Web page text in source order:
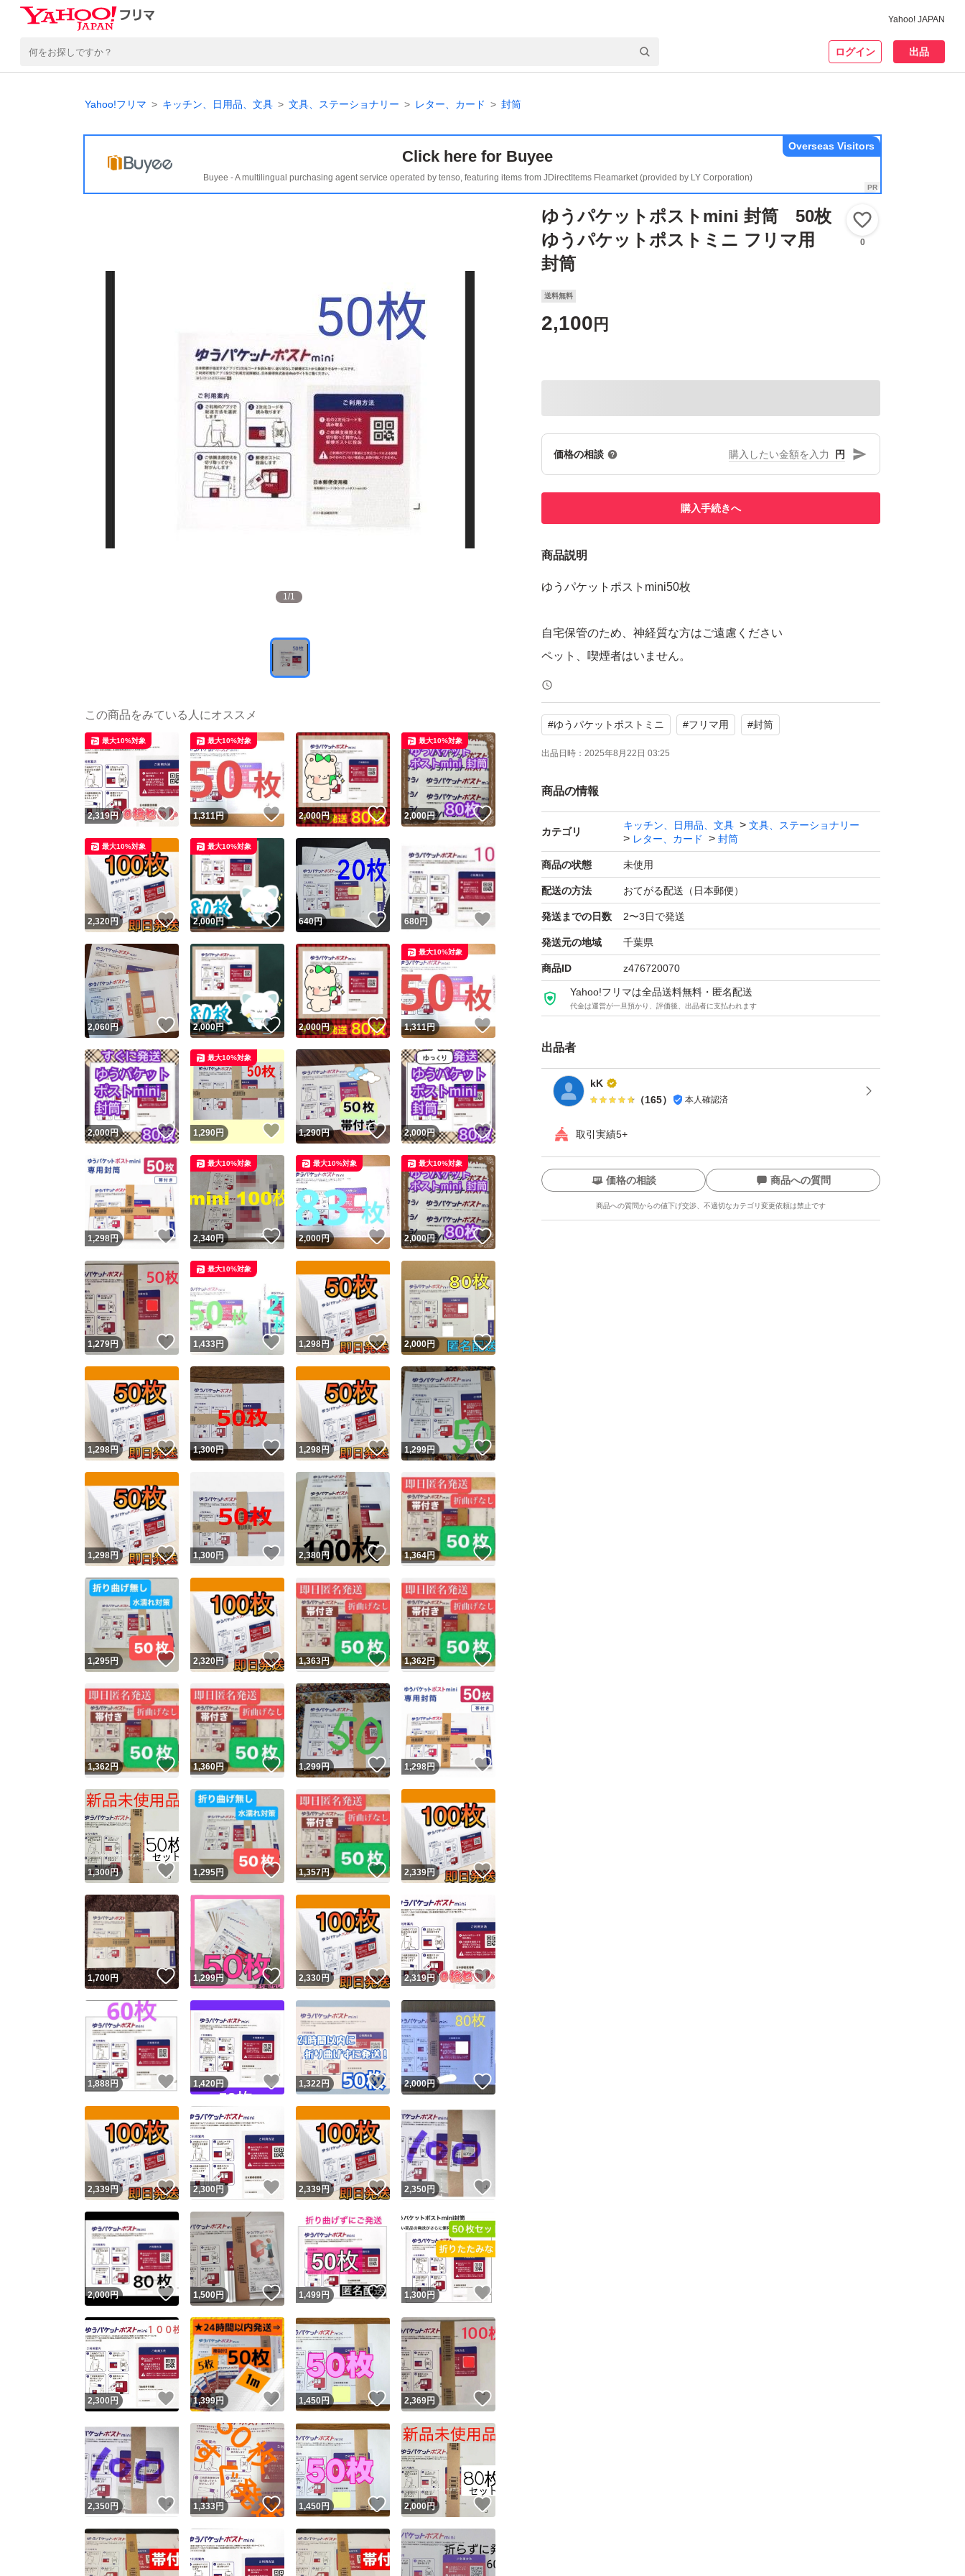
Yahoo! JAPAN
ログイン 出品
Yahoo!フリマ キッチン、日用品、文具 文具、ステーショナリー レター、カード 封筒
Click here for Buyee
Buyee - A multilingual purchasing agent service operated by tenso, featuring items from JDirectItems Fleamarket (provided by LY Corporation)
Overseas Visitors
1/1
ゆうパケットポストmini 封筒 50枚
ゆうパケットポストミニ フリマ用
封筒
0
送料無料
2,100 円
価格の相談 円
購入手続きへ
商品説明
ゆうパケットポストmini50枚
自宅保管のため、神経質な方はご遠慮ください
#ゆうパケットポストミニ #フリマ用 #封筒
出品日時： 2025年8月22日 03:25
商品の情報
カテゴリ
キッチン、日用品、文具
文具、ステーショナリー
レター、カード
封筒
商品の状態 未使用
配送の方法 おてがる配送（日本郵便）
発送までの日数 2〜3日で発送
発送元の地域 千葉県
商品ID z476720070
Yahoo!フリマは全品送料無料・匿名配送
代金は運営が一旦預かり、評価後、出品者に支払われます
出品者
kK
（165） 本人確認済
取引実績5+
ユーザーの実績について
Yahoo!フリマが定めた一定の基準を満たしたユーザーにバッジを付与しています
安心取引出品者
安心取引出品者 Yahoo!フリマの基準をクリアした安心・安全なユーザーです
取引実績
取引実績◯+ このユーザーはYahoo!フリマの取引を完了させた実績があります
他フリマ実績◯+ このユーザーは他フリマサービスでの取引実績があります
スピード&安心発送
※このバッジは実績に基づく表示であり、発送を保証しているものではありません
スピード＆安心発送
このユーザーは高頻度で24時間以内＆設定した発送日数内に発送してい
ます
スピード発送 このユーザーは高頻度で24時間以内に発送しています
安心発送 このユーザーは設定した発送日数内に発送しています
価格の相談 商品への質問
商品への質問からの値下げ交渉、不適切なカテゴリ変更依頼は禁止です
この商品の情報をコピーします
商品画像の無断転載は禁止されています
コピーは1商品につき1回 です
出品ページへ
キャンセル
この商品をみている人にオススメ
2,319円 いいね！
最大10%対象
1,311円 いいね！
最大10%対象
2,000円 いいね！
2,000円 いいね！
最大10%対象
2,320円 いいね！
最大10%対象
2,000円 いいね！
最大10%対象
640円 いいね！
680 円
2,060円 いいね！
2,000円 いいね！
2,000円 いいね！
1,311円 いいね！
最大10%対象
2,000円 いいね！
1,290円 いいね！
最大10%対象
1,290円 いいね！
2,000円 いいね！
1,298円 いいね！
2,340円 いいね！
最大10%対象
2,000円 いいね！
最大10%対象
2,000円 いいね！
最大10%対象
1,279円 いいね！
1,433円 いいね！
最大10%対象
1,298円 いいね！
2,000円 いいね！
1,298円 いいね！
1,300円 いいね！
1,298円 いいね！
1,299円 いいね！
1,298円 いいね！
1,300円 いいね！
2,380円 いいね！
1,364円 いいね！
1,295円 いいね！
2,320円 いいね！
1,363円 いいね！
1,362円 いいね！
1,362円 いいね！
1,360円 いいね！
1,299円 いいね！
1,298円
1,300円 いいね！
1,295円 いいね！
1,357円 いいね！
2,339円 いいね！
1,700円 いいね！
1,299円 いいね！
2,330円 いいね！
2,319円 いいね！
1,888円 いいね！
1,420 円 いいね！
1,322円 いいね！
2,000円 いいね！
2,339円 いいね！
2,300 円 いいね！
2,339円 いいね！
2,350 円
2,000円 いいね！
1,500円 いいね！
1,499円 いいね！
1,300 円
2,300 円 いいね！
1,399円 いいね！
1,450円 いいね！
2,369円
2,350 円 いいね！
1,333円 いいね！
1,450円 いいね！
2,000円